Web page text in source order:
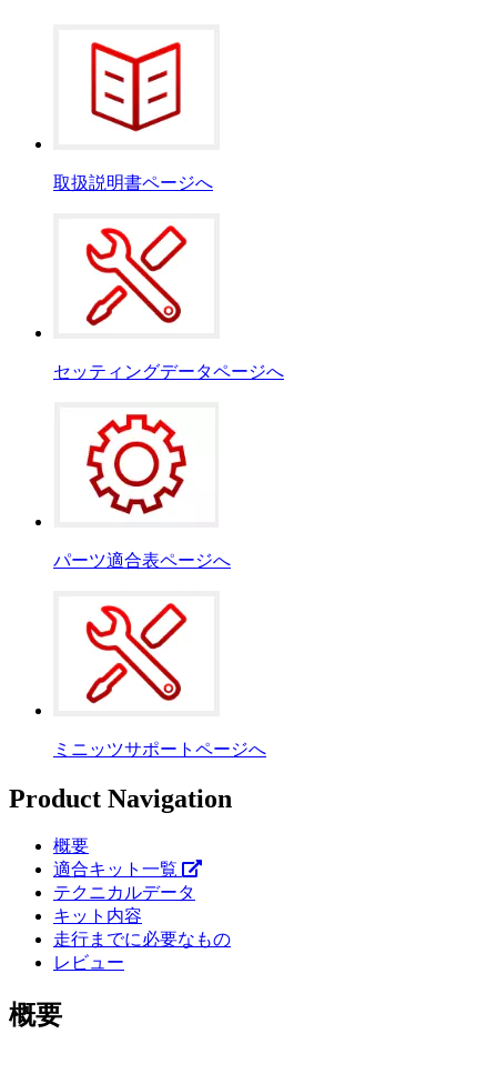
取扱説明書ページへ
セッティングデータページへ
パーツ適合表ページへ
ミニッツサポートページへ
Product Navigation
概要
適合キット一覧
テクニカルデータ
キット内容
走行までに必要なもの
レビュー
概要